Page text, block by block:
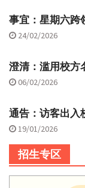
事宜：星期六跨
24/02/2026
澄清：滥用校方
06/02/2026
通告：访客出入
19/01/2026
招生专区